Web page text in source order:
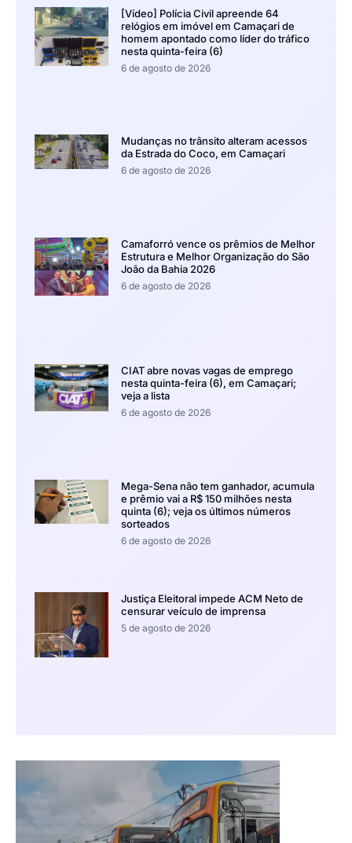
[Vídeo] Polícia Civil apreende 64
relógios em imóvel em Camaçari de
homem apontado como líder do tráfico
nesta quinta-feira (6)
6 de agosto de 2026
Mudanças no trânsito alteram acessos
da Estrada do Coco, em Camaçari
6 de agosto de 2026
Camaforró vence os prêmios de Melhor
Estrutura e Melhor Organização do São
João da Bahia 2026
6 de agosto de 2026
CIAT abre novas vagas de emprego
nesta quinta-feira (6), em Camaçari;
veja a lista
6 de agosto de 2026
Mega-Sena não tem ganhador, acumula
e prêmio vai a R$ 150 milhões nesta
quinta (6); veja os últimos números
sorteados
6 de agosto de 2026
Justiça Eleitoral impede ACM Neto de
censurar veículo de imprensa
5 de agosto de 2026